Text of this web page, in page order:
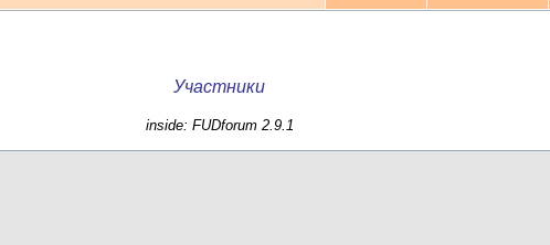
Участники
inside: FUDforum 2.9.1